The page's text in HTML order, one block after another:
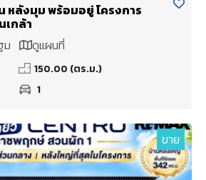
หลังมุม พร้อมอยู่ โครงการ
เกล้า
ม
ดูแผนที่
150.00 (ตร.ม.)
1
ขาย